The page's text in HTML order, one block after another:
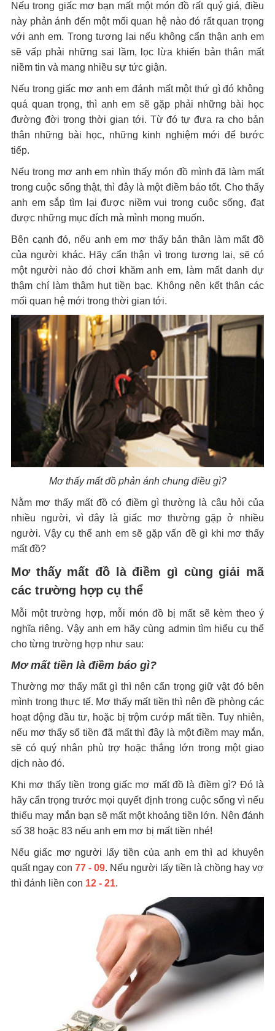
Nếu trong giấc mơ bạn mất một món đồ rất quý giá, điều
này phản ánh đến một mối quan hệ nào đó rất quan trọng
với anh em. Trong tương lai nếu không cẩn thận anh em
sẽ vấp phải những sai lầm, lọc lừa khiến bản thân mất
niềm tin và mang nhiều sự tức giận.
Nếu trong giấc mơ anh em đánh mất một thứ gì đó không
quá quan trọng, thì anh em sẽ gặp phải những bài học
đường đời trong thời gian tới. Từ đó tự đưa ra cho bản
thân những bài học, những kinh nghiệm mới để bước
tiếp.
Nếu trong mơ anh em nhìn thấy món đồ mình đã làm mất
trong cuộc sống thật, thì đây là một điềm báo tốt. Cho thấy
anh em sắp tìm lại được niềm vui trong cuộc sống, đạt
được những mục đích mà mình mong muốn.
Bên cạnh đó, nếu anh em mơ thấy bản thân làm mất đồ
của người khác. Hãy cẩn thận vì trong tương lai, sẽ có
một người nào đó chơi khăm anh em, làm mất danh dự
thậm chí làm thâm hụt tiền bạc. Không nên kết thân các
mối quan hệ mới trong thời gian tới.
Mơ thấy mất đồ phản ánh chung điều gì?
Nằm mơ thấy mất đồ có điềm gì thường là câu hỏi của
nhiều người, vì đây là giấc mơ thường gặp ở nhiều
người. Vậy cụ thể anh em sẽ gặp vấn đề gì khi mơ thấy
mất đồ?
Mơ thấy mất đồ là điềm gì cùng giải mã
các trường hợp cụ thể
Mỗi một trường hợp, mỗi món đồ bị mất sẽ kèm theo ý
nghĩa riêng. Vậy anh em hãy cùng admin tìm hiểu cụ thể
cho từng trường hợp như sau:
Mơ mất tiền là điềm báo gì?
Thường mơ thấy mất gì thì nên cẩn trọng giữ vật đó bên
mình trong thực tế. Mơ thấy mất tiền thì nên đề phòng các
hoạt động đầu tư, hoặc bị trộm cướp mất tiền. Tuy nhiên,
nếu mơ thấy số tiền đã mất thì đây là một điềm may mắn,
sẽ có quý nhân phù trợ hoặc thắng lớn trong một giao
dịch nào đó.
Khi mơ thấy tiền trong giấc mơ mất đồ là điềm gì? Đó là
hãy cẩn trọng trước mọi quyết định trong cuộc sống vì nếu
thiếu may mắn bạn sẽ mất một khoảng tiền lớn. Nên đánh
số 38 hoặc 83 nếu anh em mơ bị mất tiền nhé!
Nếu giấc mơ người lấy tiền của anh em thì ad khuyên
quất ngay con 77 - 09. Nếu người lấy tiền là chồng hay vợ
thì đánh liền con 12 - 21.